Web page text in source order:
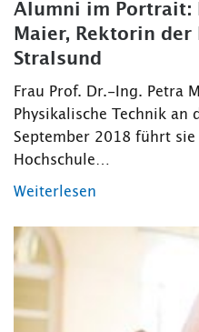
Alumni im Portrait:
Maier, Rektorin der
Stralsund
Frau Prof. Dr.-Ing. Petra
Physikalische Technik an
September 2018 führt
Hochschule…
Weiterlesen